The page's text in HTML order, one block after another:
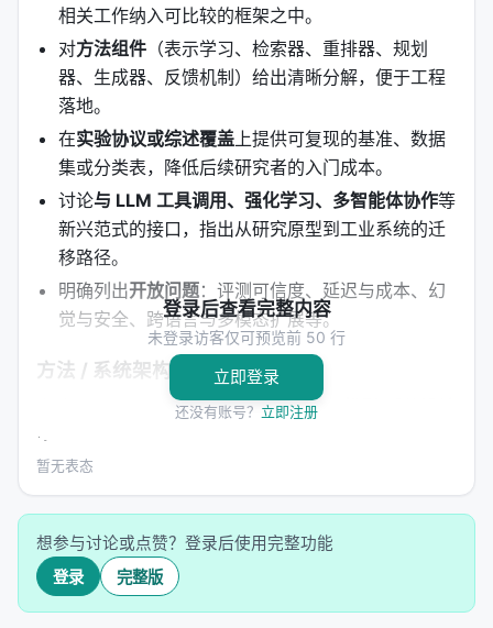
相关工作纳入可比较的框架之中。
对方法组件 （表示学习、检索器、重排器、规划
器、生成器、反馈机制）给出清晰分解，便于工程
落地。
在实验协议或综述覆盖上提供可复现的基准、数据
集或分类表，降低后续研究者的入门成本。
讨论与 LLM 工具调用、强化学习、多智能体协作等
新兴范式的接口，指出从研究原型到工业系统的迁
移路径。
明确列出开放问题：评测可信度、延迟与成本、幻
觉与安全、跨语言与多模态扩展等。
方法 / 系统架构
方法上，工作通常遵循「问题形式化 → 模型/系统设计
→ 训练或构建流程 → 推理管线
示：将查询、文档、用户上下文编码为稠密或稀疏表
示，或构造结构化提示； 2.核心模块：可能包含检索
器、重排器、规划器、记忆模块、工具接口等，按任
务串联或并联； 3.学习策略：监督微调、对比学习、
蒸馏、强化学习（含过程奖励）、自举数据合成； 4.
推理策略：单轮检索、迭代检索、并行子查询、早停
登录后查看完整内容
未登录访客仅可预览前 50 行
立即登录
还没有账号？ 立即注册
暂无表态
想参与讨论或点赞？登录后使用完整功能
登录 完整版